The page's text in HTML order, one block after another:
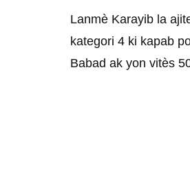
Lanmè Karayib la
kategori 4 ki kapab
Babad ak yon vitès